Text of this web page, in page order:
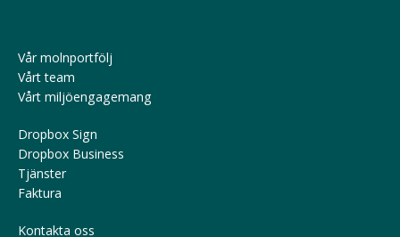
Vår molnportfölj
Vårt team
Vårt miljöengagemang
Dropbox Sign
Dropbox Business
Tjänster
Faktura
Kontakta oss